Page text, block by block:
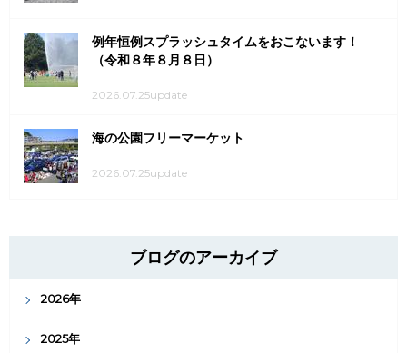
例年恒例スプラッシュタイムをおこないます！
（令和８年８月８日）
2026.07.25update
海の公園フリーマーケット
2026.07.25update
ブログのアーカイブ
2026年
2025年